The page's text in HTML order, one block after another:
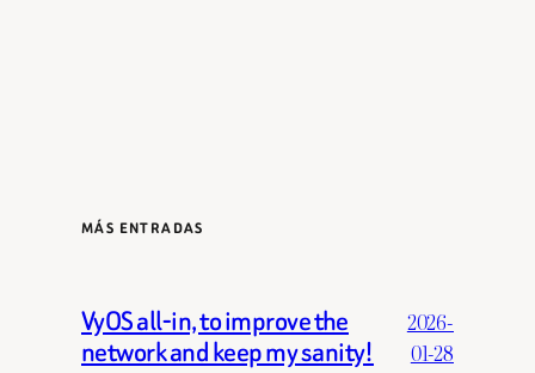
MÁS ENTRADAS
VyOS all-in, to improve the
network and keep my sanity!
2026-
01-28